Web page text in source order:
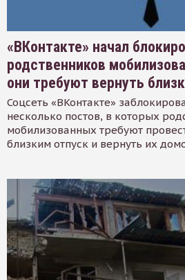
«ВКонтакте» начал
родственников
они требуют вернуть
Соцсеть «ВКонтакте»
несколько постов, в которых
мобилизованных требуют
близким отпуск и вернуть их